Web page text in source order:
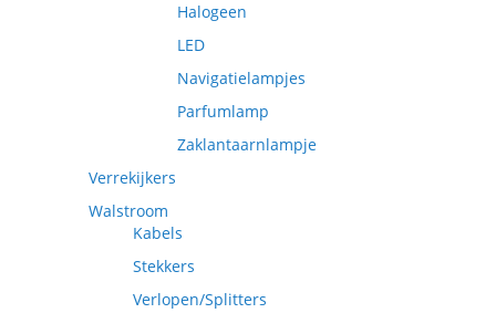
Halogeen
LED
Navigatielampjes
Parfumlamp
Zaklantaarnlampje
Verrekijkers
Walstroom
Kabels
Stekkers
Verlopen/Splitters